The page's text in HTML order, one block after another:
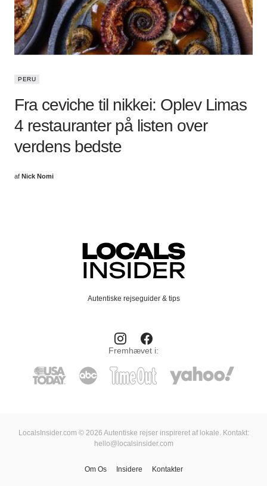
PERU
Fra ceviche til nikkei: Oplev Limas
4 restauranter på listen over
verdens bedste
af Nick Nomi
Autentiske rejseguider & tips
Fremhævet i:
LocalsInsider.com © 2026 Autentiske rejser inspireret af lokale. Kontakt:
hello@localsinsider.com
Om Os Insidere Kontakter